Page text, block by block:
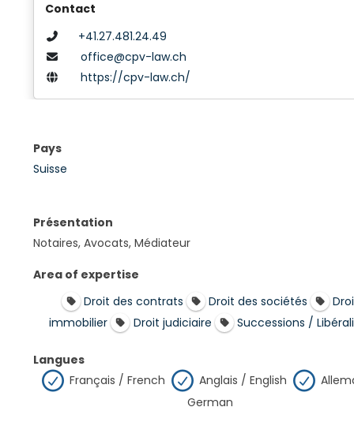
Contact
+41.27.481.24.49
office@cpv-law.ch
https://cpv-law.ch/
Pays
Suisse
Présentation
Notaires, Avocats, Médiateur
Area of expertise
Droit des contrats
Droit des sociétés
immobilier
Droit judiciaire Successions /
Langues
Français / French
Anglais / English
German